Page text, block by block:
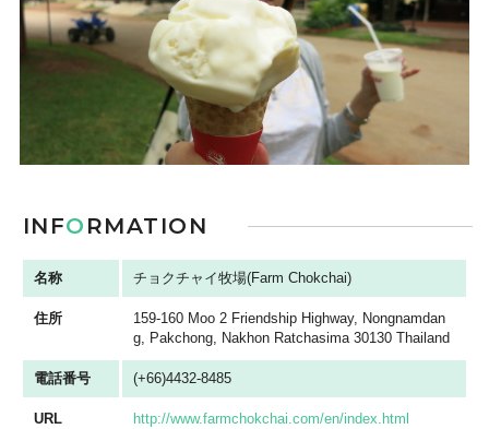
INFO RMATION
名称 チョクチャイ牧場(Farm Chokchai)
住所
159-160 Moo 2 Friendship Highway, Nongnamdan
g, Pakchong, Nakhon Ratchasima 30130 Thailand
電話番号 (+66)4432-8485
URL http://www.farmchokchai.com/en/index.html